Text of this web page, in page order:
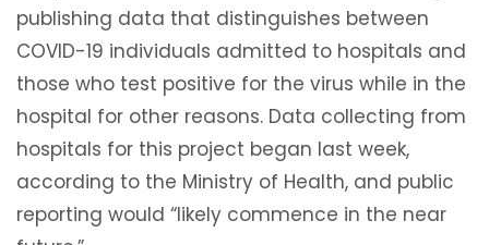
publishing data that distinguishes between
COVID-19 individuals admitted to hospitals and
those who test positive for the virus while in the
hospital for other reasons. Data collecting from
hospitals for this project began last week,
according to the Ministry of Health, and public
reporting would “likely commence in the near